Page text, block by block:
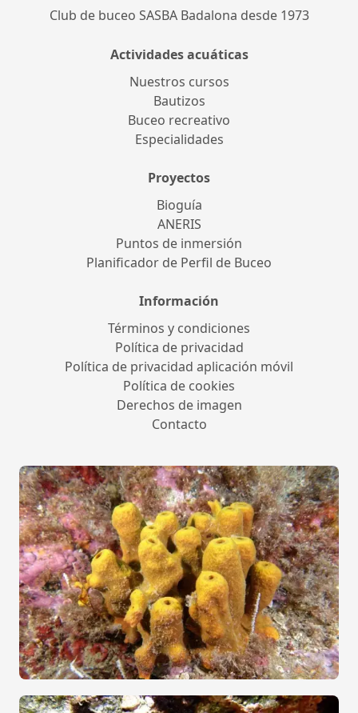
Club de buceo SASBA Badalona desde 1973
Actividades acuáticas
Nuestros cursos
Bautizos
Buceo recreativo
Especialidades
Proyectos
Bioguía
ANERIS
Puntos de inmersión
Planificador de Perfil de Buceo
Información
Términos y condiciones
Política de privacidad
Política de privacidad aplicación móvil
Política de cookies
Derechos de imagen
Contacto